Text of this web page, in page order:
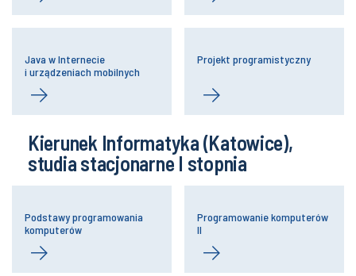
Java w Internecie
i urządzeniach mobilnych
Projekt programistyczny
Kierunek Informatyka (Katowice),
studia stacjonarne I stopnia
Podstawy programowania
komputerów
Programowanie komputerów
II